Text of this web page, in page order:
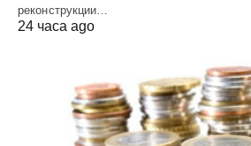
реконструкции…
24 часа ago